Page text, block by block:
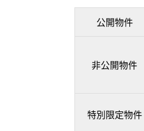
公開物件
非公開物件
特別限定物件